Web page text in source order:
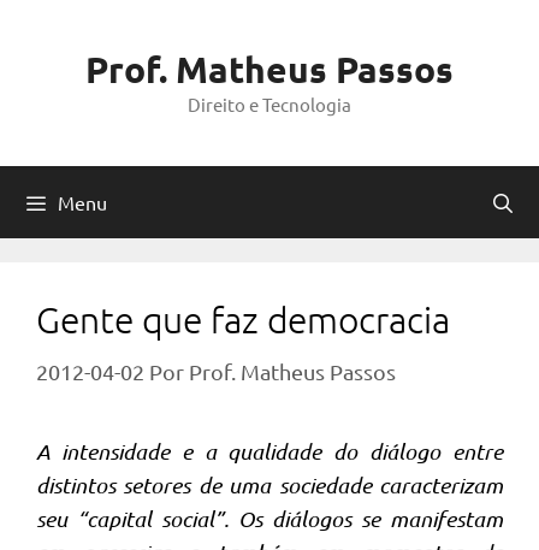
Prof. Matheus Passos
Direito e Tecnologia
Menu
Gente que faz democracia
2012-04-02 Por Prof. Matheus Passos
A intensidade e a qualidade do diálogo entre
distintos setores de uma sociedade caracterizam
seu “capital social”. Os diálogos se manifestam